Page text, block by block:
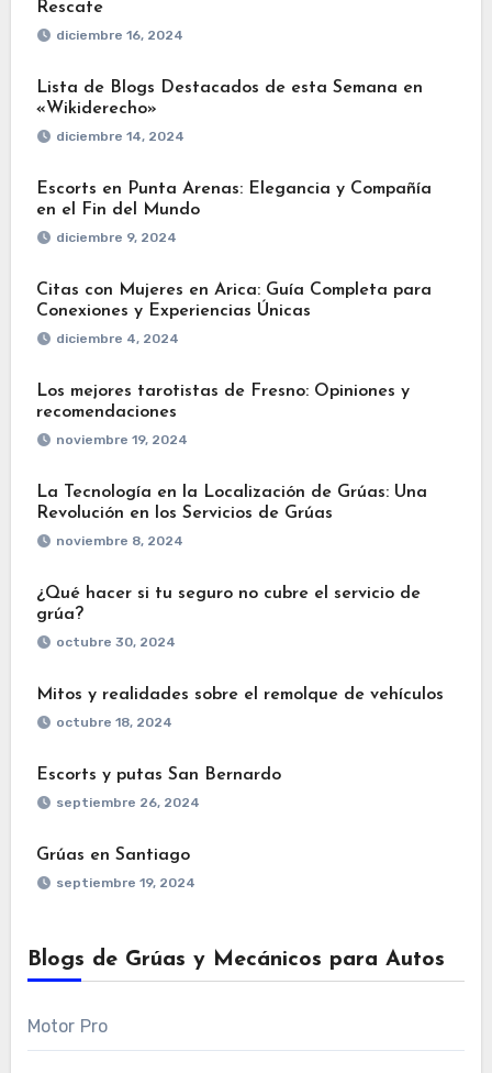
Rescate
diciembre 16, 2024
Lista de Blogs Destacados de esta Semana en
«Wikiderecho»
diciembre 14, 2024
Escorts en Punta Arenas: Elegancia y Compañía
en el Fin del Mundo
diciembre 9, 2024
Citas con Mujeres en Arica: Guía Completa para
Conexiones y Experiencias Únicas
diciembre 4, 2024
Los mejores tarotistas de Fresno: Opiniones y
recomendaciones
noviembre 19, 2024
La Tecnología en la Localización de Grúas: Una
Revolución en los Servicios de Grúas
noviembre 8, 2024
¿Qué hacer si tu seguro no cubre el servicio de
grúa?
octubre 30, 2024
Mitos y realidades sobre el remolque de vehículos
octubre 18, 2024
Escorts y putas San Bernardo
septiembre 26, 2024
Grúas en Santiago
septiembre 19, 2024
Blogs de Grúas y Mecánicos para Autos
Motor Pro